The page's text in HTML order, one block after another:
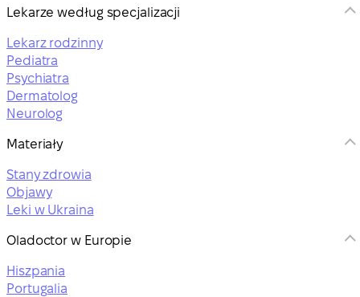
Lekarze według specjalizacji
Lekarz rodzinny
Pediatra
Psychiatra
Dermatolog
Neurolog
Materiały
Stany zdrowia
Objawy
Leki w Ukraina
Oladoctor w Europie
Hiszpania
Portugalia